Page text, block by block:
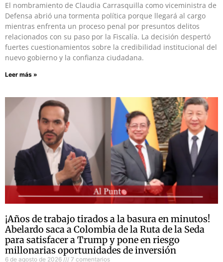
El nombramiento de Claudia Carrasquilla como viceministra de
Defensa abrió una tormenta política porque llegará al cargo
mientras enfrenta un proceso penal por presuntos delitos
relacionados con su paso por la Fiscalía. La decisión despertó
fuertes cuestionamientos sobre la credibilidad institucional del
nuevo gobierno y la confianza ciudadana.
Leer más »
¡Años de trabajo tirados a la basura en minutos!
Abelardo saca a Colombia de la Ruta de la Seda
para satisfacer a Trump y pone en riesgo
millonarias oportunidades de inversión
6 de agosto de 2026 7 comentarios